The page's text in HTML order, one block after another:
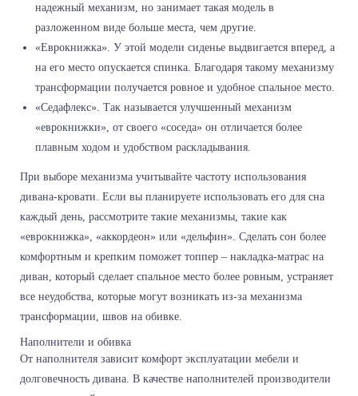
надежный механизм, но занимает такая модель в
разложенном виде больше места, чем другие.
«Еврокнижка». У этой модели сиденье выдвигается вперед, а
на его место опускается спинка. Благодаря такому механизму
трансформации получается ровное и удобное спальное место.
«Седафлекс». Так называется улучшенный механизм
«еврокнижки», от своего «соседа» он отличается более
плавным ходом и удобством раскладывания.
При выборе механизма учитывайте частоту использования
дивана-кровати. Если вы планируете использовать его для сна
каждый день, рассмотрите такие механизмы, такие как
«еврокнижка», «аккордеон» или «дельфин». Сделать сон более
комфортным и крепким поможет топпер – накладка-матрас на
диван, который сделает спальное место более ровным, устраняет
все неудобства, которые могут возникать из-за механизма
трансформации, швов на обивке.
Наполнители и обивка
От наполнителя зависит комфорт эксплуатации мебели и
долговечность дивана. В качестве наполнителей производители